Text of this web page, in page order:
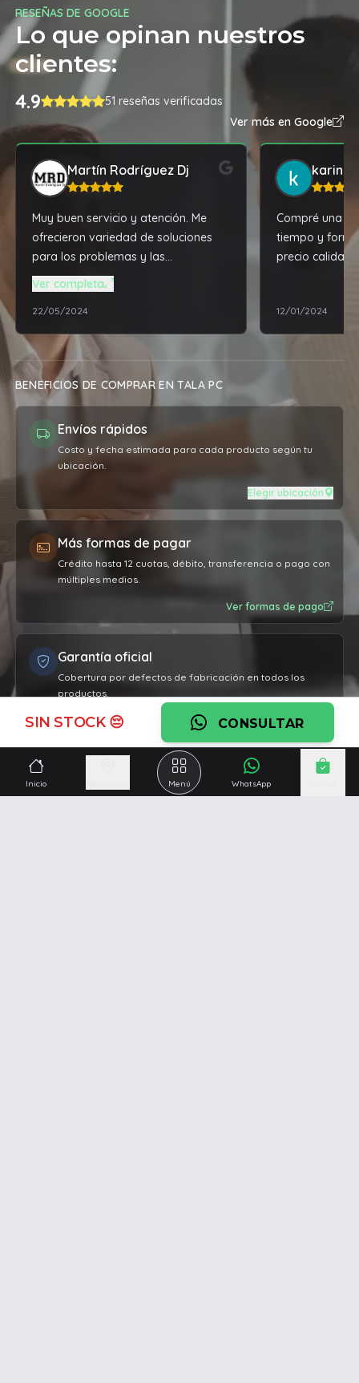
SIN STOCK 😔 CONSULTAR
RESEÑAS DE GOOGLE
Lo que opinan nuestros
clientes:
4.9
51 reseñas verificadas
Ver más en Google
Martín Rodríguez Dj
Muy buen servicio y atención. Me
ofrecieron variedad de soluciones
para los problemas y las
actualizaciones que necesitaba mi
notebook, todo acorde a mis altas
exigencias profesionales. Excelente
relación de productos / mano de
obra vs el precio pagado por el
servicio. Sumamente conforme, la
máquina vuela más que nunca. Muy
agradecido 👏🏼
Ver completa
22/05/2024
karina
Compré una
tiempo y
precio calidad.
12/01/2024
BENEFICIOS DE COMPRAR EN TALA PC
Envíos rápidos
Costo y fecha estimada para cada producto según tu
ubicación.
Elegir ubicación
Más formas de pagar
Crédito hasta 12 cuotas, débito, transferencia o pago con
múltiples medios.
Ver formas de pago
Garantía oficial
Cobertura por defectos de fabricación en todos los
productos.
Ver garantía
¿Necesitás una mano?
Ascesoramiento personalizado, servicio técnico y
Inicio Menú WhatsApp